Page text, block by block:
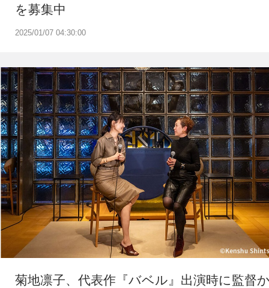
2025/01/07 04:30:00
を募集中
菊地凛子、代表作『バベル』出演時に監督